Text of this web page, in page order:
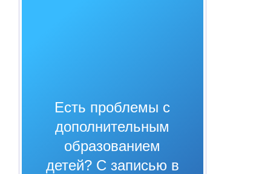
Есть проблемы с
дополнительным
образованием
детей? С записью в